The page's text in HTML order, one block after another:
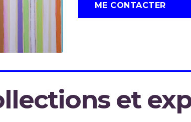
ME CONTACTER
et